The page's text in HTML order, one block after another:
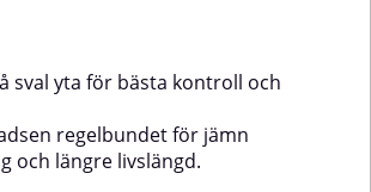
sval yta för bästa kontroll och
regelbundet för jämn
och längre livslängd.